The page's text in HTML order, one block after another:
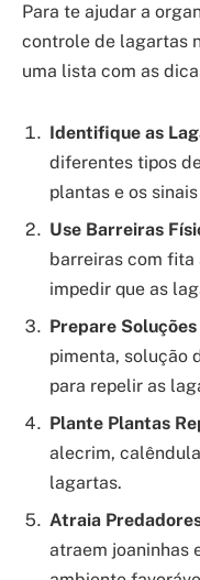
Para te ajudar a
controle de lagartas
uma lista com as
Identifique as
diferentes tipos
plantas e os
Use Barreiras
barreiras com fita
impedir que as
Prepare
pimenta, solução
para repelir as
Plante Plantas
alecrim,
lagartas.
Atraia
atraem joaninhas